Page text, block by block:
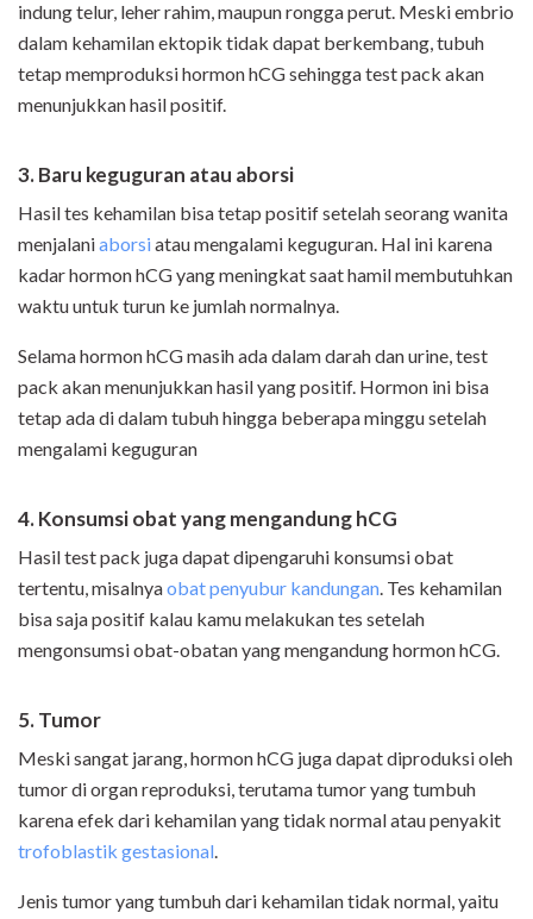
indung telur, leher rahim, maupun rongga perut. Meski embrio
dalam kehamilan ektopik tidak dapat berkembang, tubuh
tetap memproduksi hormon hCG sehingga test pack akan
menunjukkan hasil positif.
3. Baru keguguran atau aborsi
Hasil tes kehamilan bisa tetap positif setelah seorang wanita
menjalaniaborsiatau mengalami keguguran. Hal ini karena
kadar hormon hCG yang meningkat saat hamil membutuhkan
waktu untuk turun ke jumlah normalnya.
Selama hormon hCG masih ada dalam darah dan urine, test
pack akan menunjukkan hasil yang positif. Hormon ini bisa
tetap ada di dalam tubuh hingga beberapa minggu setelah
mengalami keguguran
4.Konsumsi obat yang mengandung hCG
Hasil test pack juga dapat dipengaruhi konsumsi obat
tertentu, misalnyaobat penyubur kandungan. Tes kehamilan
bisa saja positif kalau kamu melakukan tes setelah
mengonsumsi obat-obatan yang mengandung hormon hCG.
5. Tumor
Meski sangat jarang, hormon hCG juga dapat diproduksi oleh
tumor di organ reproduksi, terutama tumor yang tumbuh
karena efek dari kehamilan yang tidak normal atau penyakit
trofoblastik gestasional.
Jenis tumor yang tumbuh dari kehamilan tidak normal, yaitu